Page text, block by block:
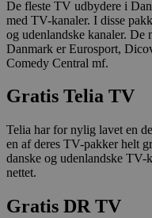
De fleste TV udbydere i
med TV-kanaler. I disse
og udenlandske kanaler. De
Danmark er Eurosport,
Comedy Central mf.
Gratis Telia TV
Telia har for nylig lavet en
en af deres TV-pakker helt
danske og udenlandske TV-
nettet.
Gratis DR TV